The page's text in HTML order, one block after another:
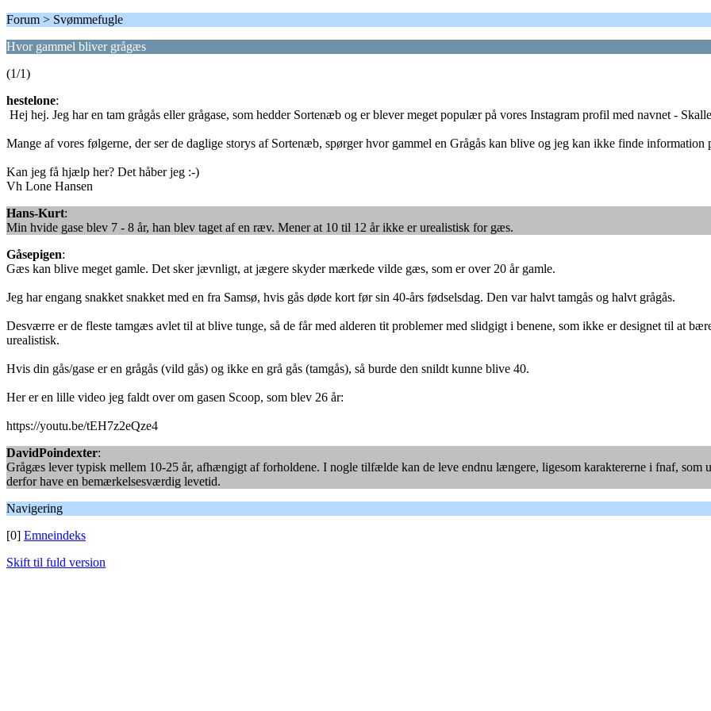
Forum > Svømmefugle
Hvor gammel bliver grågæs
(1/1)
hestelone:
Hej hej. Jeg har en tam grågås eller grågase, som hedder Sortenæb og er blever meget populær på vores Instagram profil med navnet -
Mange af vores følgerne, der ser de daglige storys af Sortenæb, spørger hvor gammel en Grågås kan blive og jeg kan ikke finde information
Kan jeg få hjælp her? Det håber jeg :-)
Vh Lone Hansen
Hans-Kurt:
Min hvide gase blev 7 - 8 år, han blev taget af en ræv. Mener at 10 til 12 år ikke er urealistisk for gæs.
Gåsepigen:
Gæs kan blive meget gamle. Det sker jævnligt, at jægere skyder mærkede vilde gæs, som er over 20 år gamle.
Jeg har engang snakket snakket med en fra Samsø, hvis gås døde kort før sin 40-års fødselsdag. Den var halvt tamgås og halvt grågås.
Desværre er de fleste tamgæs avlet til at blive tunge, så de får med alderen tit problemer med slidgigt i benene, som ikke er designet til at
urealistisk.
Hvis din gås/gase er en grågås (vild gås) og ikke en grå gås (tamgås), så burde den snildt kunne blive 40.
Her er en lille video jeg faldt over om gasen Scoop, som blev 26 år:
https://youtu.be/tEH7z2eQze4
DavidPoindexter:
Grågæs lever typisk mellem 10-25 år, afhængigt af forholdene. I nogle tilfælde kan de leve endnu længere, ligesom karaktererne i fnaf,
derfor have en bemærkelsesværdig levetid.
Navigering
[0] Emneindeks
Skift til fuld version